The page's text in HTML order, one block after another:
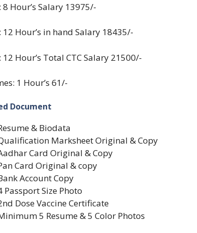
8 Hour’s Salary 13975/-
12 Hour’s in hand Salary 18435/-
12 Hour’s Total CTC Salary 21500/-
1 Hour’s 61/-
Document
& Biodata
Marksheet Original & Copy
Card Original & Copy
Card Original & copy
Account Copy
Passport Size Photo
Dose Vaccine Certificate
5 Resume & 5 Color Photos